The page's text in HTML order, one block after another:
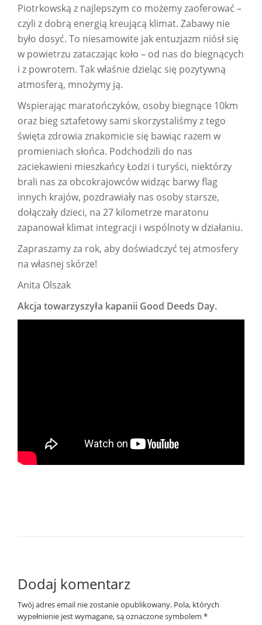
Piotrkowską z najlepszym co możemy zaoferować –
czyli z dobrą energią kreującą klimat. Zabawy nie
było dosyć. To niesamowite jak entuzjazm niósł się
w powietrzu zataczając koło – od nas do biegnących
i z powrotem. Tak właśnie dzieląc się pozytywną
atmosferą, mnożymy ją.
Wspierając maratończyków, osoby biegnące 10km
oraz bieg sztafetowy sami skorzystaliśmy z tego
święta zdrowia znakomicie się bawiąc razem w
promieniach słońca. Podchodzili do nas
zaciekawieni mieszkańcy Łodzi i turyści, niektórzy
brali nas za obcokrajowców widząc barwy flag
innych krajów, pozdrawiały nas osoby starsze,
dołączały dzieci, na 27 kilometrze maratonu
zapanował klimat integracji i wspólnoty w działaniu.
Zapraszamy za rok, aby doświadczyć tej atmosfery
na własnej skórze!
Anita Olszak
Akcja towarzyszyła kapanii Good Deeds Day.
Dodaj komentarz
Twój adres email nie zostanie opublikowany. Pola, których
wypełnienie jest wymagane, są oznaczone symbolem *